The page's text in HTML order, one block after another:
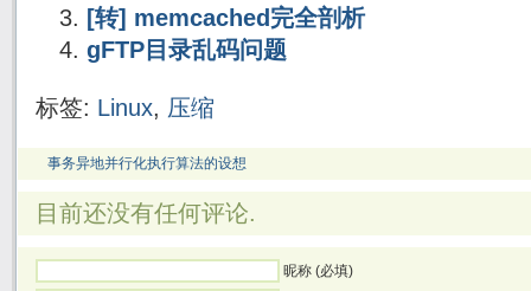
[转] memcached完全剖析
gFTP目录乱码问题
标签: Linux, 压缩
事务异地并行化执行算法的设想
目前还没有任何评论.
昵称 (必填)